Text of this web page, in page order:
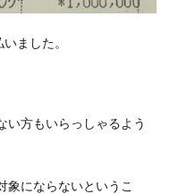
ました。
い方もいらっしゃるよう
象にならないというこ